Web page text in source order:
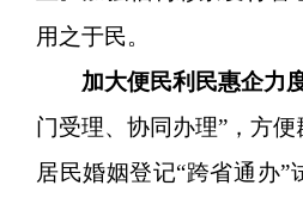
用之于民。
加大便民利民惠企力度
门受理、协同办理”，方
居民婚姻登记“跨省通办”